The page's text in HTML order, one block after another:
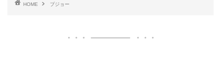
HOME プジョー